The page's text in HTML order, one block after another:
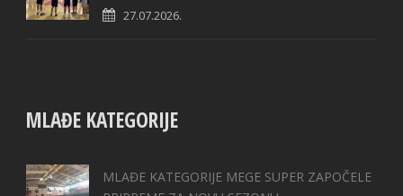
27.07.2026.
MLAĐE KATEGORIJE
MLAĐE KATEGORIJE MEGE SUPER ZAPOČELE